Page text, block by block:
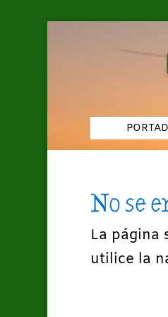
No se
La página
utilice la